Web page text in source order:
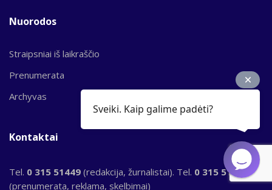
Nuorodos
Straipsniai iš laikraščio
Prenumerata
Archyvas
Kontaktai
Tel. 0 315 51449 (redakcija, žurnalistai). Tel. 0 315 51956
(prenumerata, reklama, skelbimai)
Sveiki. Kaip galime padėti?